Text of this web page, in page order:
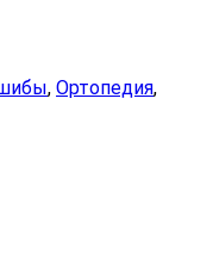
, Ортопедия,